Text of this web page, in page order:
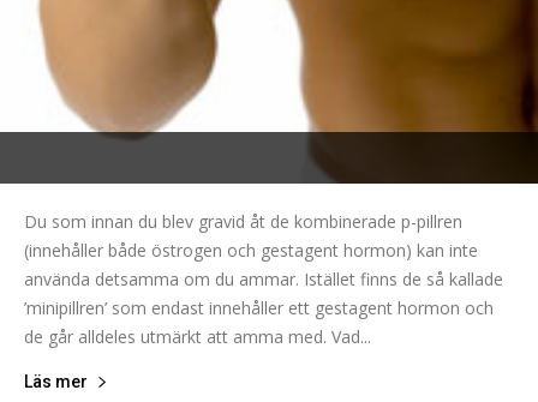
Du som innan du blev gravid åt de kombinerade p-pillren
(innehåller både östrogen och gestagent hormon) kan inte
använda detsamma om du ammar. Istället finns de så kallade
’minipillren’ som endast innehåller ett gestagent hormon och
de går alldeles utmärkt att amma med. Vad...
Läs mer